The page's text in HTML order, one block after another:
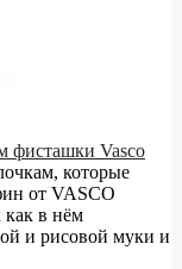
фисташки Vasco
которые
от VASCO
как в нём
и рисовой муки и